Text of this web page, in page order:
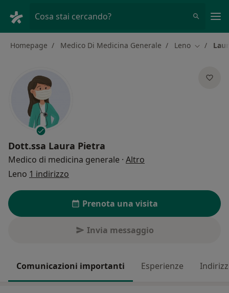
Cosa stai cercando?
Homepage Medico Di Medicina Generale Leno Cambia
Dott.ssa Laura Pietra
Medico di medicina generale · Altro
Leno 1 indirizzo
Prenota una visita
Invia messaggio
Comunicazioni importanti Esperienze